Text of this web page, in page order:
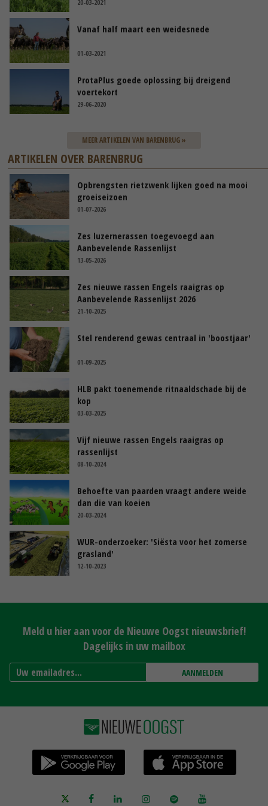
20-03-2021
Vanaf half maart een weidesnede
01-03-2021
ProtaPlus goede oplossing bij dreigend
voertekort
29-06-2020
MEER ARTIKELEN VAN BARENBRUG »
ARTIKELEN OVER BARENBRUG
Opbrengsten rietzwenk lijken goed na mooi
groeiseizoen
01-07-2026
Zes luzernerassen toegevoegd aan
Aanbevelende Rassenlijst
13-05-2026
Zes nieuwe rassen Engels raaigras op
Aanbevelende Rassenlijst 2026
21-10-2025
Stel renderend gewas centraal in 'boostjaar'
01-09-2025
HLB pakt toenemende ritnaaldschade bij de
kop
03-03-2025
Vijf nieuwe rassen Engels raaigras op
rassenlijst
08-10-2024
Behoefte van paarden vraagt andere weide
dan die van koeien
20-03-2024
WUR-onderzoeker: 'Siësta voor het zomerse
grasland'
12-10-2023
Meld u hier aan voor de Nieuwe Oogst nieuwsbrief!
Dagelijks in uw mailbox
AANMELDEN